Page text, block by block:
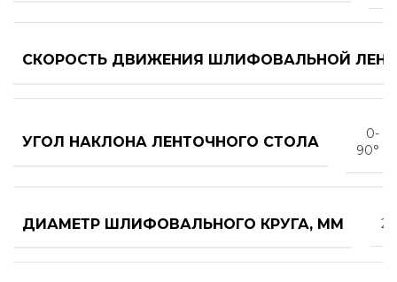
СКОРОСТЬ ДВИЖЕНИЯ ШЛИФОВАЛЬНОЙ
УГОЛ НАКЛОНА ЛЕНТОЧНОГО СТОЛА
0-
90°
ДИАМЕТР ШЛИФОВАЛЬНОГО КРУГА, ММ